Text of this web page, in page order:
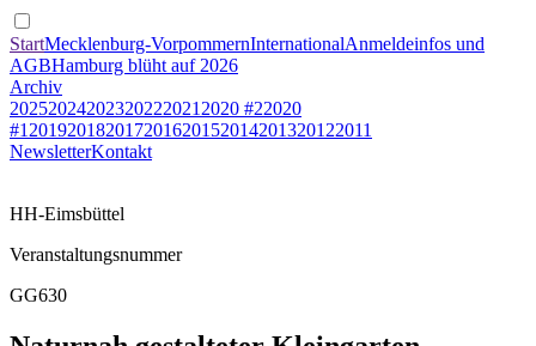
StartMecklenburg-VorpommernInternationalAnmeldeinfos und
AGBHamburg blüht auf 2026
Archiv
20252024202320222021 2020 #22020
#1 201920182017201620152014201320122011
NewsletterKontakt
HH-Eimsbüttel
Veranstaltungsnummer
GG630